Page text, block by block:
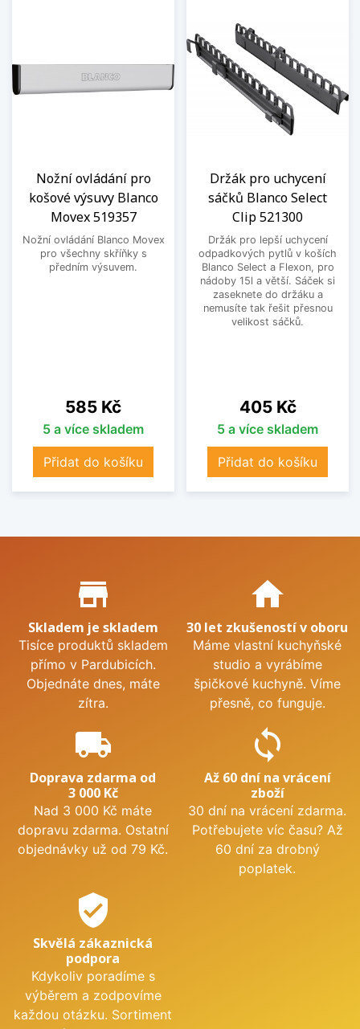
Nožní ovládání pro
košové výsuvy Blanco
Movex 519357
Nožní ovládání Blanco Movex
pro všechny skříňky s
předním výsuvem.
Cena
585 Kč
5 a více skladem
Přidat do košíku
Držák pro uchycení
sáčků Blanco Select
Clip 521300
Držák pro lepší uchycení
odpadkových pytlů v koších
Blanco Select a Flexon, pro
nádoby 15l a větší. Sáček si
zaseknete do držáku a
nemusíte tak řešit přesnou
velikost sáčků.
Cena
405 Kč
5 a více skladem
Přidat do košíku
Proč nakupovat u nás?
store_mall_directory
Skladem je skladem
Tisíce produktů skladem
přímo v Pardubicích.
Objednáte dnes, máte
zítra.
home
30 let zkušeností v oboru
Máme vlastní kuchyňské
studio a vyrábíme
špičkové kuchyně. Víme
přesně, co funguje.
local_shipping
Doprava zdarma od
3 000 Kč
Nad 3 000 Kč máte
dopravu zdarma. Ostatní
objednávky už od 79 Kč.
sync
Až 60 dní na vrácení
zboží
30 dní na vrácení zdarma.
Potřebujete víc času? Až
60 dní za drobný
poplatek.
verified_user
Skvělá zákaznická
podpora
Kdykoliv poradíme s
výběrem a zodpovíme
každou otázku. Sortiment